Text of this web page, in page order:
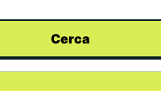
Cerca